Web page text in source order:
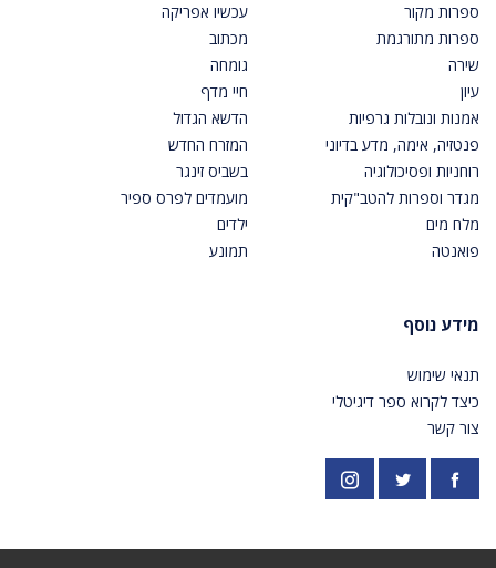
ספרות מקור
ספרות מתורגמת
שירה
עיון
אמנות ונובלות גרפיות
פנטזיה, אימה, מדע בדיוני
רוחניות ופסיכולוגיה
מגדר וספרות להטב"קית
מלח מים
פואנטה
עכשיו אפריקה
מכתוב
גומחה
חיי מדף
הדשא הגדול
המזרח החדש
בשביס זינגר
מועמדים לפרס ספיר
ילדים
תמונע
מידע נוסף
תנאי שימוש
כיצד לקרוא ספר דיגיטלי
צור קשר
פייסבוק https://twitter.com/PardesPublish
אינסטגרם